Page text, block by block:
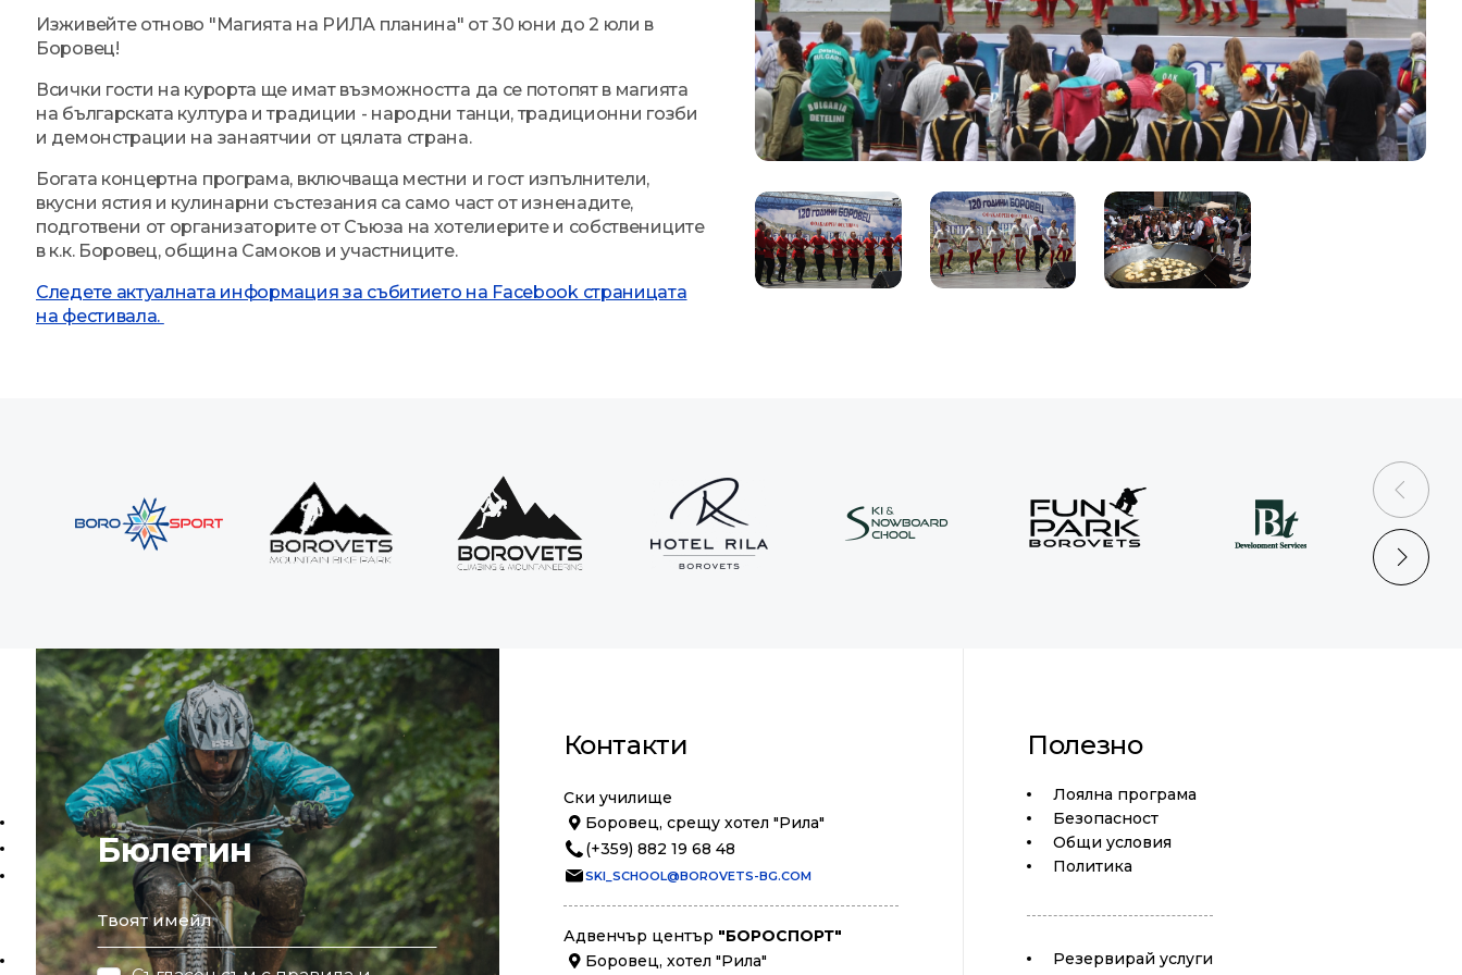
Изживейте отново "Магията на РИЛА планина" от 30 юни до 2 юли в
Боровец!
Всички гости на курорта ще имат възможността да се потопят в магията
на българската култура и традиции - народни танци, традиционни гозби
и демонстрации на занаятчии от цялата страна.
Богата концертна програма, включваща местни и гост изпълнители,
вкусни ястия и кулинарни състезания са само част от изненадите,
подготвени от организаторите от Съюза на хотелиерите и собствениците
в к.к. Боровец, община Самоков и участниците.
Следете актуалната информация за събитието на Facebook страницата
на фестивала.
prev
next
Бюлетин
email
Контакти
Ски училище
Боровец, срещу хотел "Рила"
(+359) 882 19 68 48
SKI_SCHOOL@BOROVETS-BG.COM
Адвенчър център "БОРОСПОРТ"
Боровец, хотел "Рила"
Полезно
Лоялна програма
Безопасност
Общи условия
Политика
Резервирай услуги